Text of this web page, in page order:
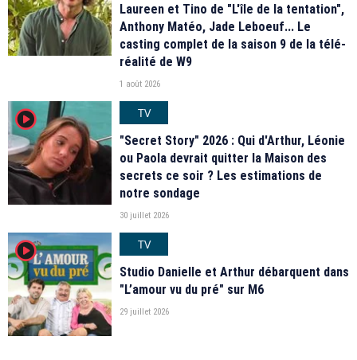
Laureen et Tino de "L'île de la tentation",
Anthony Matéo, Jade Leboeuf... Le
casting complet de la saison 9 de la télé-
réalité de W9
1 août 2026
player2
TV
"Secret Story" 2026 : Qui d'Arthur, Léonie
ou Paola devrait quitter la Maison des
secrets ce soir ? Les estimations de
notre sondage
30 juillet 2026
player2
TV
Studio Danielle et Arthur débarquent dans
"L’amour vu du pré" sur M6
29 juillet 2026